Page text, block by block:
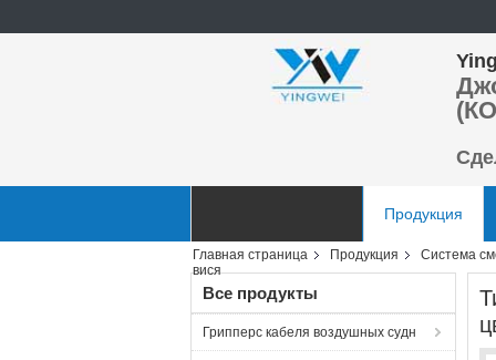
Продукция
Отправить запрос
Главная страница Продукция Система
вися
Все продукты
Грипперс кабеля воздушных судн